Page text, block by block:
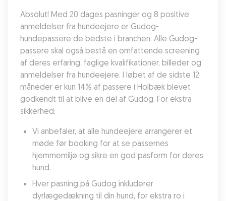
Absolut! Med 20 dages pasninger og 8 positive
anmeldelser fra hundeejere er Gudog-
hundepassere de bedste i branchen. Alle Gudog-
passere skal også bestå en omfattende screening
af deres erfaring, faglige kvalifikationer, billeder og
anmeldelser fra hundeejere. I løbet af de sidste 12
måneder er kun 14% af passere i Holbæk blevet
godkendt til at blive en del af Gudog. For ekstra
sikkerhed:
Vi anbefaler, at alle hundeejere arrangerer et
møde før booking for at se passernes
hjemmemiljø og sikre en god pasform for deres
hund.
Hver pasning på Gudog inkluderer
dyrlægedækning til din hund, for ekstra ro i